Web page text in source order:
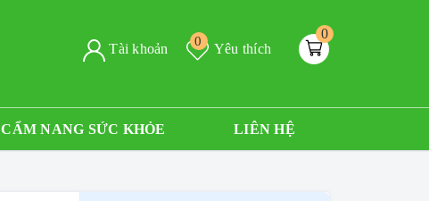
0
Yêu thích
0
Tài khoản
CẨM NANG SỨC KHỎE LIÊN HỆ